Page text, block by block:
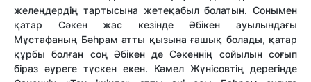
желеңдердің тартысына жетеқабыл болатын. Сонымен
қатар Сәкен жас кезінде Әбікен ауылындағы
Мұстафаның Бәһрам атты қызына ғашық болады, қатар
құрбы болған соң Әбікен де Сәкеннің сойылын соғып
біраз әуреге түскен екен. Кәмел Жүнісовтің дерегінде